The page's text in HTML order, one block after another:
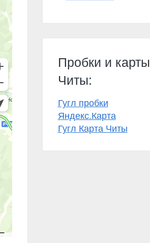
Пробки и карты
Читы:
Гугл пробки
Яндекс.Карта
Гугл Карта Читы